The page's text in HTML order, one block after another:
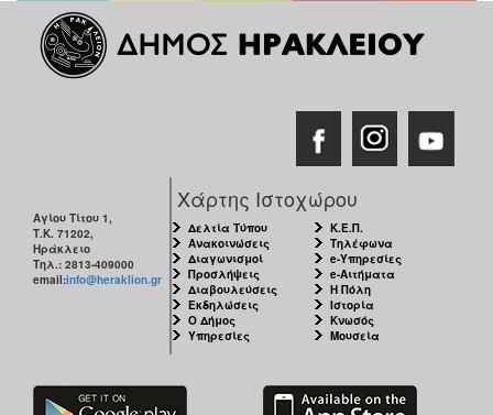
Αγίου Τίτου 1,
Τ.Κ. 71202,
Ηράκλειο
Τηλ.: 2813-409000
email:info@heraklion.gr
Χάρτης Ιστοχώρου
Δελτία Τύπου
Ανακοινώσεις
Διαγωνισμοί
Προσλήψεις
Διαβουλεύσεις
Εκδηλώσεις
Ο Δήμος
Υπηρεσίες
Κ.Ε.Π.
Τηλέφωνα
e-Υπηρεσίες
e-Αιτήματα
Η Πόλη
Ιστορία
Κνωσός
Μουσεία